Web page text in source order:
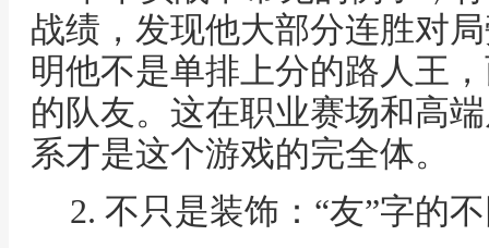
战绩，发现他大部分连胜对
明他不是单排上分的路人王
的队友。这在职业赛场和高
系才是这个游戏的完全体。
2. 不只是装饰：“友”字的